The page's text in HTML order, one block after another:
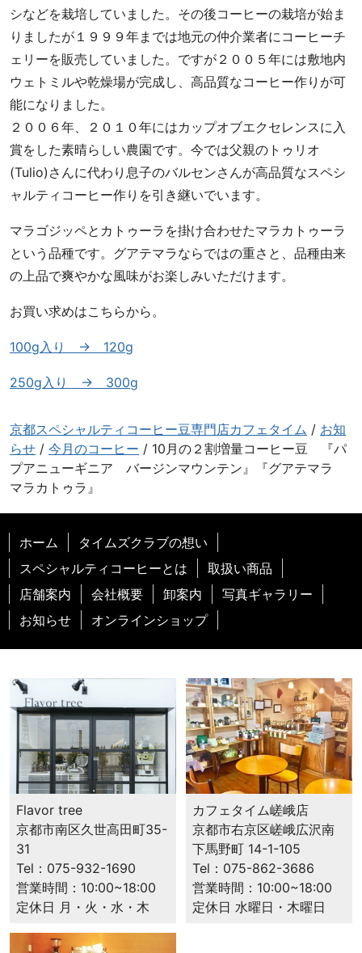
シなどを栽培していました。その後コーヒーの栽培が始ま
りましたが１９９９年までは地元の仲介業者にコーヒーチ
ェリーを販売していました。ですが２００５年には敷地内
ウェトミルや乾燥場が完成し、高品質なコーヒー作りが可
能になりました。
２００６年、２０１０年にはカップオブエクセレンスに入
賞をした素晴らしい農園です。今では父親のトゥリオ
(Tulio)さんに代わり息子のバルセンさんが高品質なスペシ
ャルティコーヒー作りを引き継いでいます。
マラゴジッペとカトゥーラを掛け合わせたマラカトゥーラ
という品種です。グアテマラならではの重さと、品種由来
の上品で爽やかな風味がお楽しみいただけます。
お買い求めはこちらから。
100g入り → 120g
250g入り → 300g
京都スペシャルティコーヒー豆専門店カフェタイム / お知
らせ / 今月のコーヒー / 10月の２割増量コーヒー豆 『パ
プアニューギニア バージンマウンテン』『グアテマラ
マラカトゥラ』
ホーム
タイムズクラブの想い
スペシャルティコーヒーとは
取扱い商品
店舗案内
会社概要 卸案内
写真ギャラリー
お知らせ
オンラインショップ
Flavor tree
京都市南区久世高田町35-
31
Tel：075-932-1690
営業時間：10:00~18:00
定休日 月・火・水・木
カフェタイム嵯峨店
京都市右京区嵯峨広沢南
下馬野町 14-1-105
Tel：075-862-3686
営業時間：10:00~18:00
定休日 水曜日・木曜日